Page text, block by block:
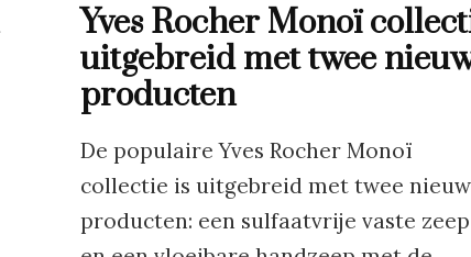
Yves Rocher Monoï
uitgebreid met twee
producten
De populaire Yves Rocher Monoï
collectie is uitgebreid met twee
producten: een sulfaatvrije vaste zeep